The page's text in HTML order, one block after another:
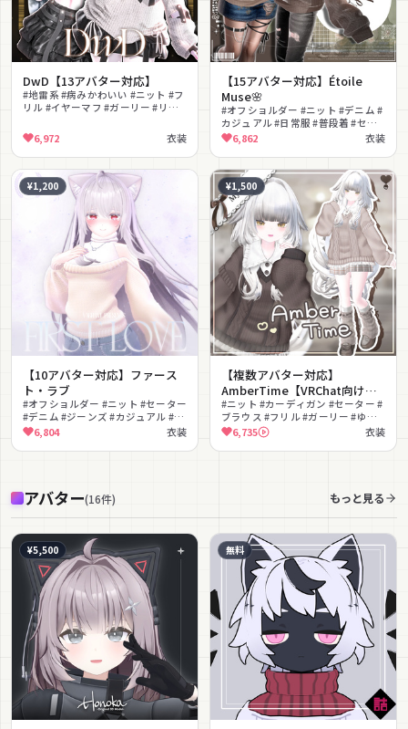
DwD【13アバター対応】
#地雷系 #病みかわいい #ニット #フ
リル #イヤーマフ #ガーリー #リボ
応6,972 衣装
【15アバター対応】Étoile
Muse🌸
#オフショルダー #ニット #デニム #
カジュアル #日常服 #普段着 #セー
ター #ガーリー #ナチュラル #デニ
ムスカート
6,862 衣装
¥1,200
【10アバター対応】ファース
ト・ラブ
#オフショルダー #ニット #セーター
#デニム #ジーンズ #カジュアル #リ
アルクローズ #大人っぽい #MA対応
6,804 衣装
¥1,500
【複数アバター対応】
AmberTime【VRChat向け衣
装】
#ニット #カーディガン #セーター #
ブラウス #フリル #ガーリー #ゆる
ふわ #冬服 #ケーブルニット #プリ
ーツスカート
6,735 衣装
アバター(16件) もっと見る
¥5,500 無料